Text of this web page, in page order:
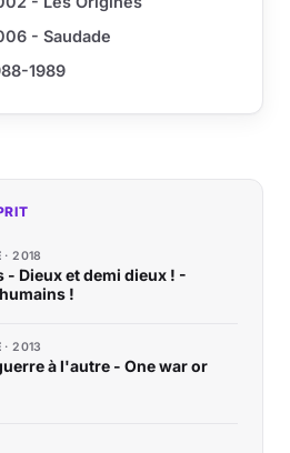
- Saudade
1989
2018
- Dieux et demi dieux ! -
!
2013
à l'autre - One war or